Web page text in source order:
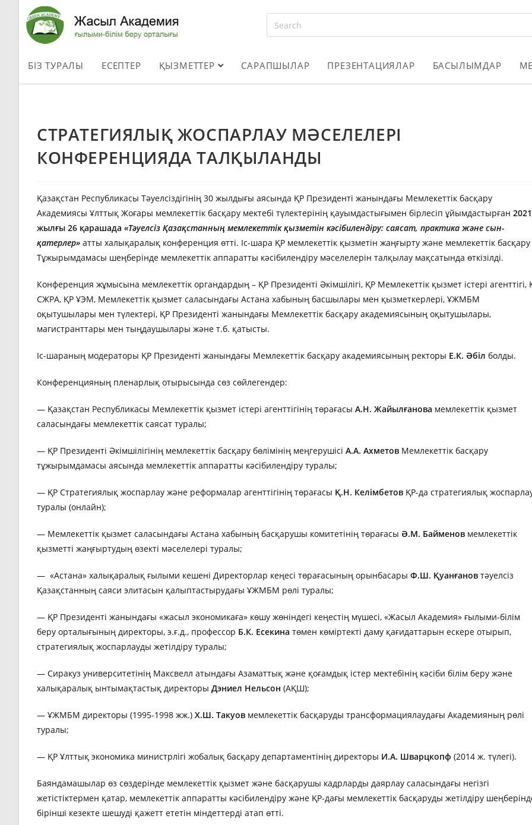
БІЗ ТУРАЛЫ ЕСЕПТЕР ҚЫЗМЕТТЕР САРАПШЫЛАР ПРЕЗЕНТАЦИЯЛАР БАСЫЛЫМДАР
СТРАТЕГИЯЛЫҚ ЖОСПАРЛАУ МӘСЕЛЕЛЕРІ
КОНФЕРЕНЦИЯДА ТАЛҚЫЛАНДЫ
Қазақстан Республикасы Тәуелсіздігінің 30 жылдығы аясында ҚР Президенті жанындағы Мемлекеттік басқару
Академиясы Ұлттық Жоғары мемлекеттік басқару мектебі түлектерінің қауымдастығымен бірлесіп ұйымдастырған 2021
жылғы 26 қарашада «Тәуелсіз Қазақстанның мемлекеттік қызметін кәсібилендіру: саясат, практика және сын-
қатерлер» атты халықаралық конференция өтті. Іс-шара ҚР мемлекеттік қызметін жаңғырту және мемлекеттік басқару
Тұжырымдамасы шеңберінде мемлекеттік аппаратты кәсібилендіру мәселелерін талқылау мақсатында өткізілді.
Конференция жұмысына мемлекеттік органдардың – ҚР Президенті Әкімшілігі, ҚР Мемлекеттік қызмет істері агенттігі,
СЖРА, ҚР ҰЭМ, Мемлекеттік қызмет саласындағы Астана хабының басшылары мен қызметкерлері, ҰЖМБМ
оқытушылары мен түлектері, ҚР Президенті жанындағы Мемлекеттік басқару академиясының оқытушылары,
магистранттары мен тыңдаушылары және т.б. қатысты.
Іс-шараның модераторы ҚР Президенті жанындағы Мемлекеттік басқару академиясының ректоры Е.К. Әбіл болды.
Конференцияның пленарлық отырысында сөз сөйлегендер:
— Қазақстан Республикасы Мемлекеттік қызмет істері агенттігінің төрағасы А.Н. Жайылғанова мемлекеттік қызмет
саласындағы мемлекеттік саясат туралы;
— ҚР Президенті Әкімшілігінің мемлекеттік басқару бөлімінің меңгерушісі А.А. Ахметов Мемлекеттік басқару
тұжырымдамасы аясында мемлекеттік аппаратты кәсібилендіру туралы;
— ҚР Стратегиялық жоспарлау және реформалар агенттігінің төрағасы Қ.Н. Келімбетов ҚР-да стратегиялық
туралы (онлайн);
— Мемлекеттік қызмет саласындағы Астана хабының басқарушы комитетінің төрағасы Ә.М. Байменов мемлекеттік
қызметті жаңғыртудың өзекті мәселелері туралы;
— «Астана» халықаралық ғылыми кешені Директорлар кеңесі төрағасының орынбасары Ф.Ш. Қуанғанов тәуелсіз
Қазақстанның саяси элитасын қалыптастырудағы ҰЖМБМ рөлі туралы;
— ҚР Президенті жанындағы «жасыл экономикаға» көшу жөніндегі кеңестің мүшесі, «Жасыл Академия» ғылыми-білім
беру орталығының директоры, э.ғ.д., профессор Б.К. Есекина төмен көміртекті даму қағидаттарын ескере отырып,
стратегиялық жоспарлауды жетілдіру туралы;
— Сиракуз университетінің Максвелл атындағы Азаматтық және қоғамдық істер мектебінің кәсіби білім беру және
халықаралық ынтымақтастық директоры Дэниел Нельсон (АҚШ);
— ҰЖМБМ директоры (1995-1998 жж.) Х.Ш. Такуов мемлекеттік басқаруды трансформациялаудағы Академияның рөлі
туралы;
— ҚР Ұлттық экономика министрлігі жобалық басқару департаментінің директоры И.А. Шварцкопф (2014 ж. түлегі).
Баяндамашылар өз сөздерінде мемлекеттік қызмет және басқарушы кадрларды даярлау саласындағы негізгі
жетістіктермен қатар, мемлекеттік аппаратты кәсібилендіру және ҚР-дағы мемлекеттік басқаруды жетілдіру
бірінші кезекте шешуді қажетт ететін міндеттерді атап өтті.